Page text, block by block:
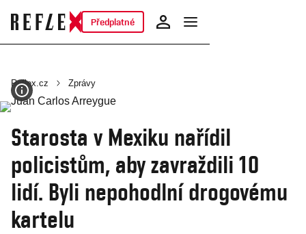
Předplatné
Reflex.cz Zprávy
Starosta v Mexiku nařídil
policistům, aby zavraždili 10
lidí. Byli nepohodlní drogovému
kartelu